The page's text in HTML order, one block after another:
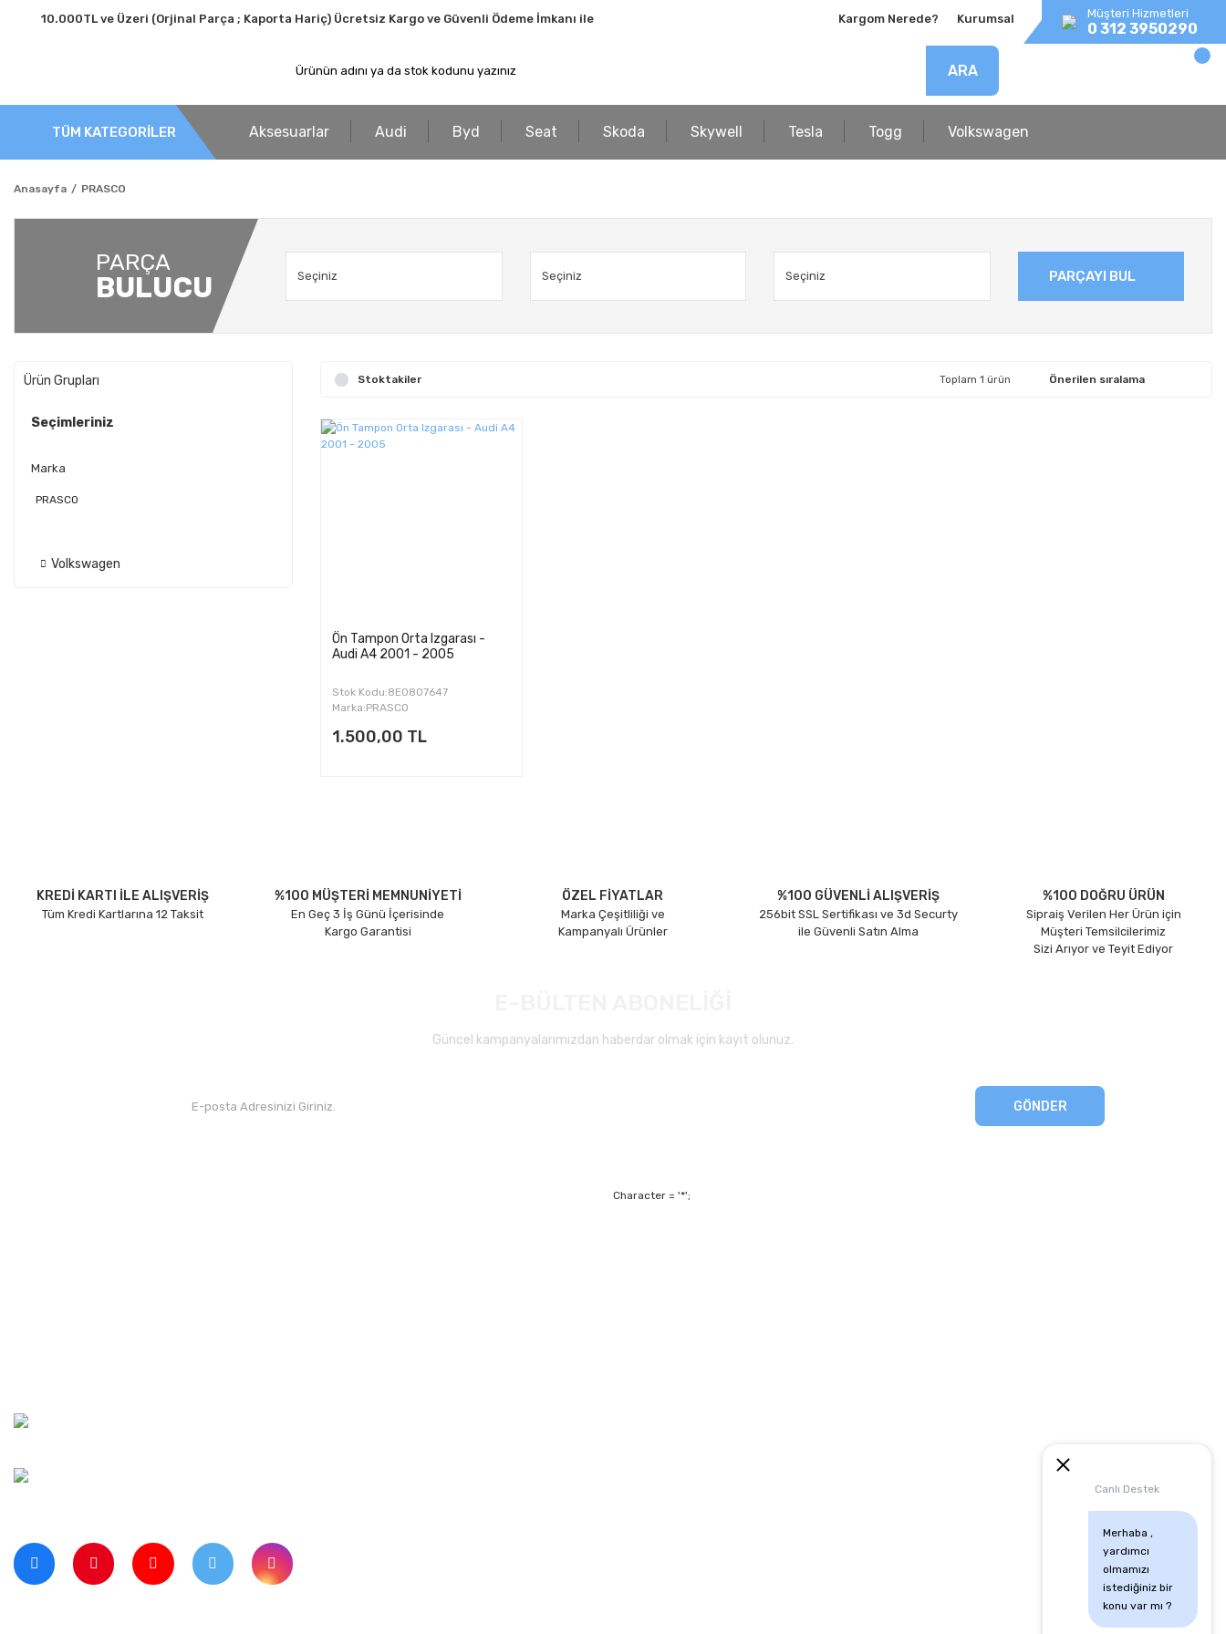
Canlı Destek
Merhaba ,
yardımcı
olmamızı
istediğiniz bir
konu var mı ?
10.000TL ve Üzeri (Orjinal Parça ; Kaporta Hariç) Ücretsiz Kargo ve Güvenli Ödeme İmkanı ile Kargom Nerede? Kurumsal Müşteri Hizmetleri
0 312 3950290
ARA
TÜM KATEGORİLER Aksesuarlar Audi Byd Seat Skoda Skywell Tesla Togg Volkswagen
Anasayfa PRASCO
PARÇA
BULUCU PARÇAYI BUL
Ürün Grupları
Seçimleriniz
Marka
PRASCO
Volkswagen
Stoktakiler Toplam 1 ürün
Ön Tampon Orta Izgarası -
Audi A4 2001 - 2005
Stok Kodu:8E0807647
Marka:PRASCO
1.500,00 TL
KREDİ KARTI İLE ALIŞVERİŞ
Tüm Kredi Kartlarına 12 Taksit
%100 MÜŞTERİ MEMNUNİYETİ
En Geç 3 İş Günü İçerisinde
Kargo Garantisi
ÖZEL FİYATLAR
Marka Çeşitliliği ve
Kampanyalı Ürünler
%100 GÜVENLİ ALIŞVERİŞ
256bit SSL Sertifikası ve 3d Securty
ile Güvenli Satın Alma
%100 DOĞRU ÜRÜN
Sipraiş Verilen Her Ürün için
Müşteri Temsilcilerimiz
Sizi Arıyor ve Teyit Ediyor
Güncel kampanyalarımızdan haberdar olmak için kayıt olunuz.
GÖNDER
Character = '*';